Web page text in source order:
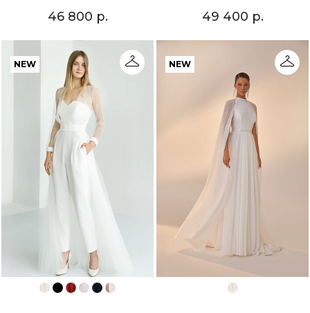
46 800 р. 49 400 р.
NEW NEW